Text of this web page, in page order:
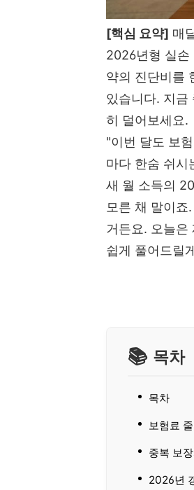
[핵심 요약] 매
2026년형 실손
약의 진단비를
있습니다. 지금
히 덜어보세요.
"이번 달도 보
마다 한숨 쉬시
새 월 소득의
모른 채 말이
거든요. 오늘은
쉽게 풀어드릴
목차
목차
보험료
중복 보
2026년